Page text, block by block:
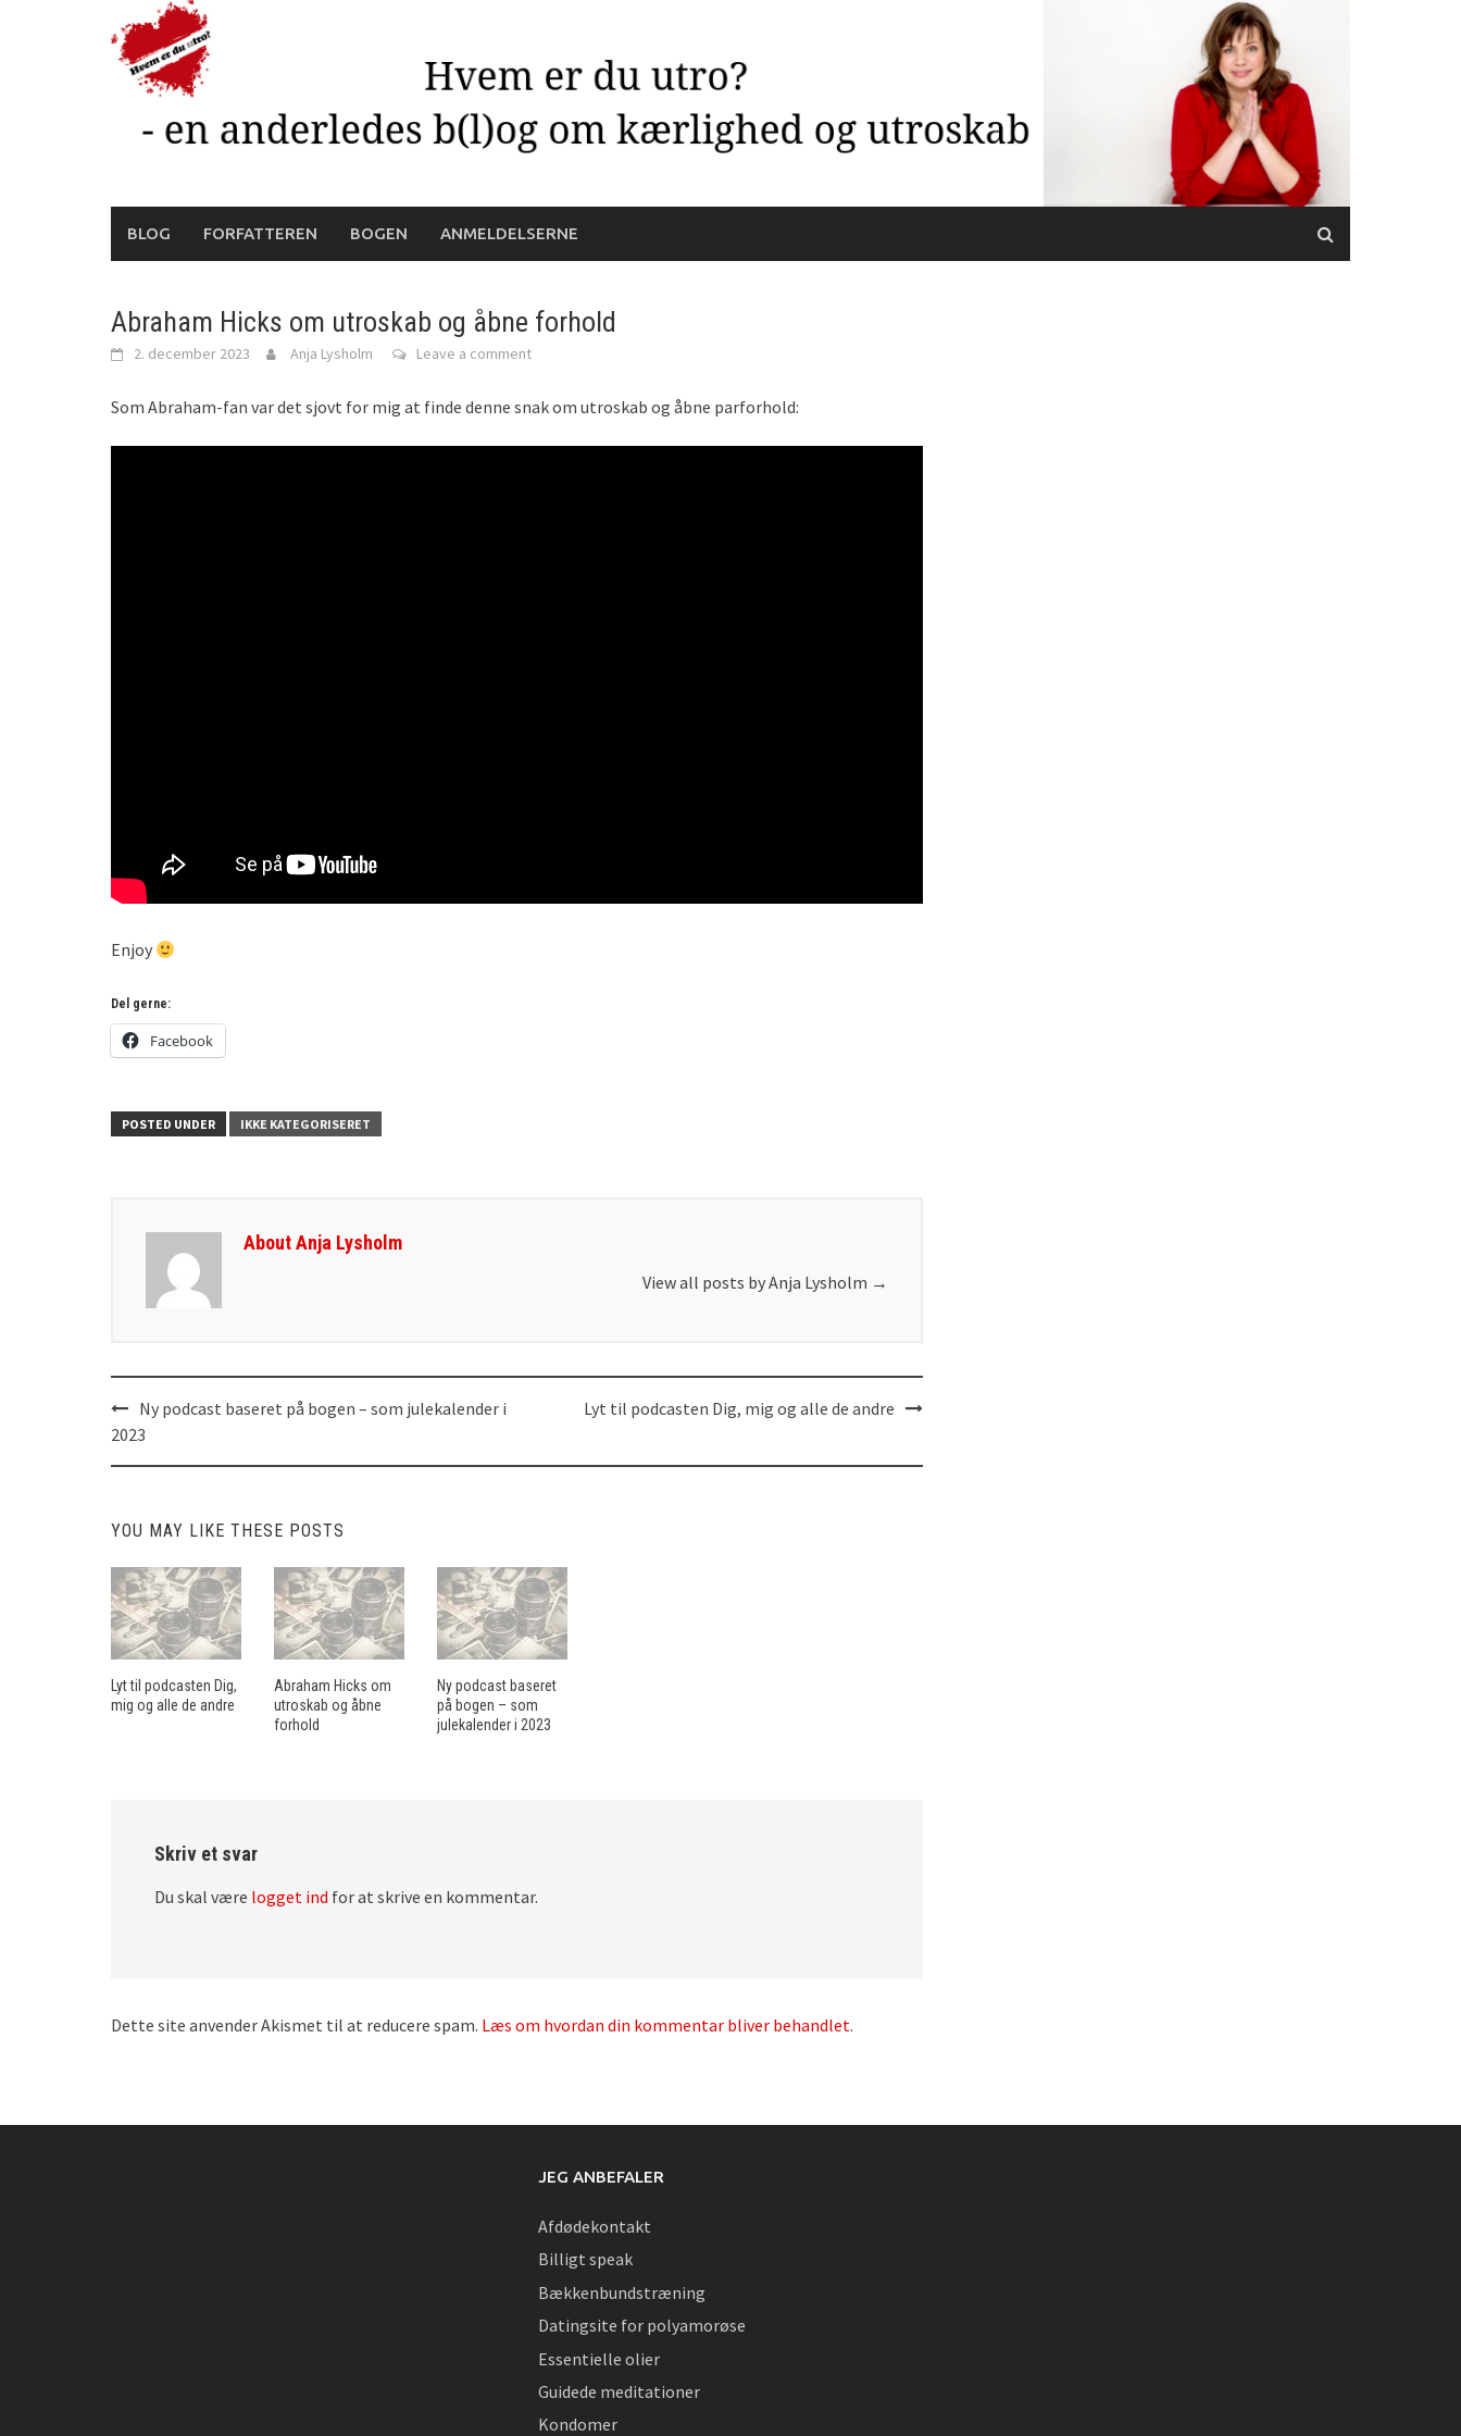
BLOG FORFATTEREN BOGEN ANMELDELSERNE
Abraham Hicks om utroskab og åbne forhold
2. december 2023 Anja Lysholm Leave a comment
Som Abraham-fan var det sjovt for mig at finde denne snak om utroskab og åbne parforhold:
Enjoy
Del gerne:
Facebook
POSTED UNDER IKKE KATEGORISERET
About Anja Lysholm
View all posts by Anja Lysholm →
Post
Ny podcast baseret på bogen – som julekalender i
2023
Lyt til podcasten Dig, mig og alle de andre
YOU MAY LIKE THESE POSTS
Lyt til podcasten Dig,
mig og alle de andre
Abraham Hicks om
utroskab og åbne
forhold
Ny podcast baseret
på bogen – som
julekalender i 2023
Skriv et svar
Du skal være logget ind for at skrive en kommentar.
Dette site anvender Akismet til at reducere spam. Læs om hvordan din kommentar bliver behandlet.
JEG ANBEFALER
Afdødekontakt
Billigt speak
Bækkenbundstræning
Datingsite for polyamorøse
Essentielle olier
Guidede meditationer
Kondomer